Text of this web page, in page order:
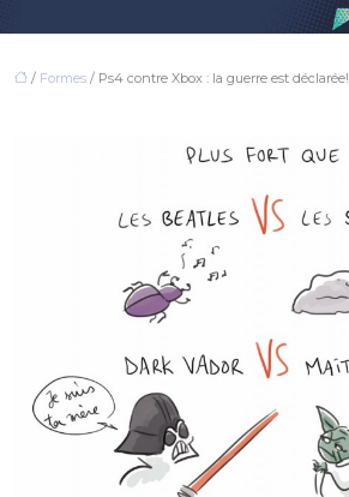
/ Formes / Ps4 contre Xbox : la guerre est déclarée!